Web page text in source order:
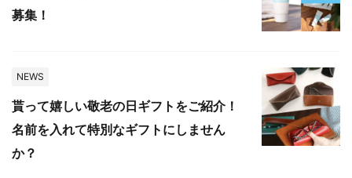
募集！
NEWS
貰って嬉しい敬老の日ギフトをご紹介！
名前を入れて特別なギフトにしません
か？